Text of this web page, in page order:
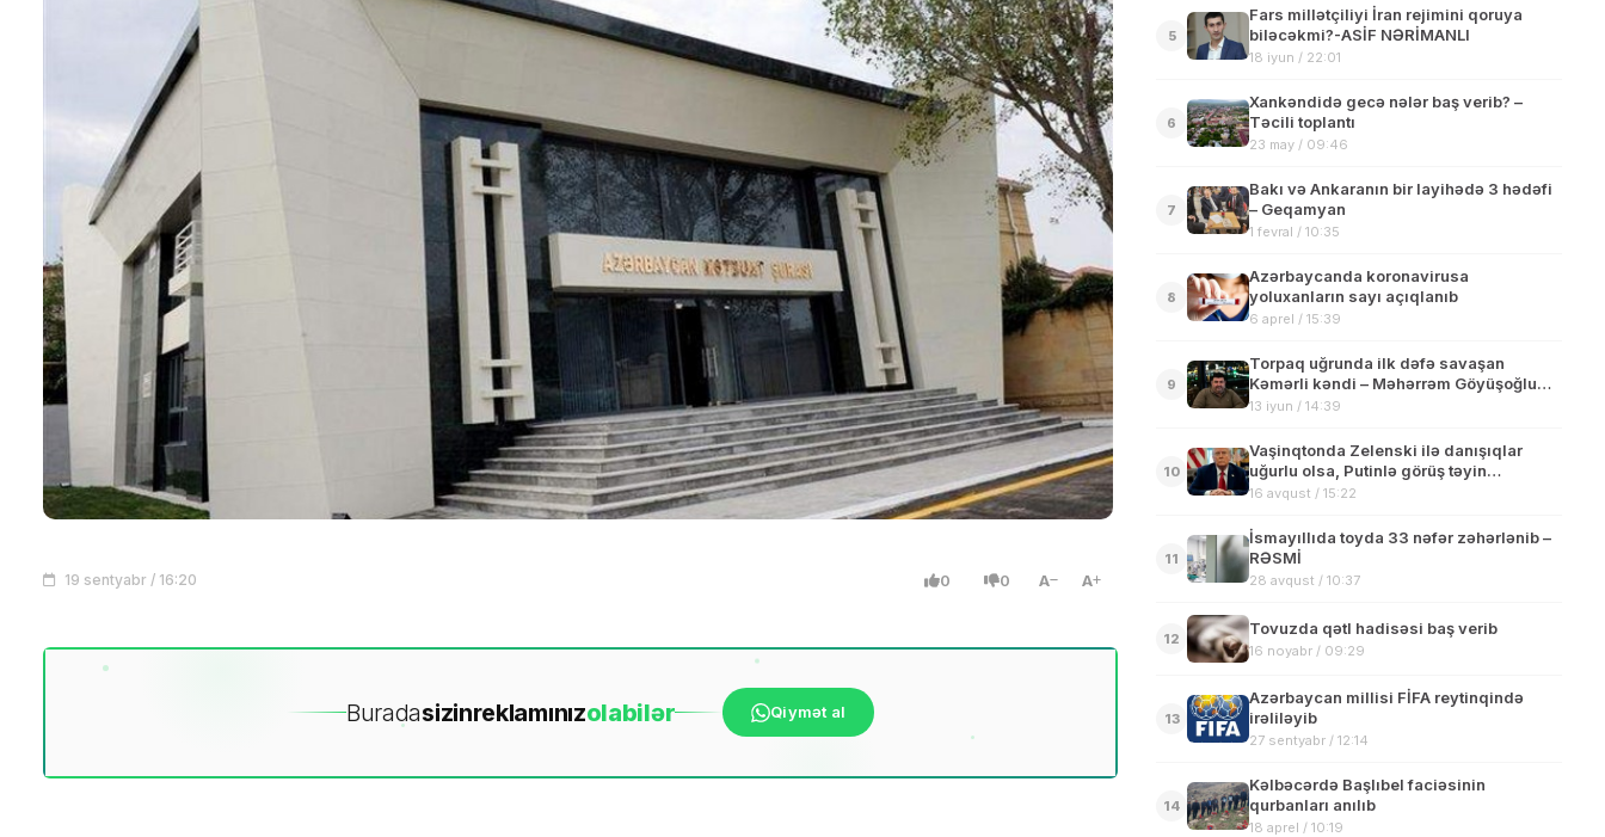
19 sentyabr / 16:20 0 0 A A
Buradasizinreklamınızolabilər Qiymət al
5
Fars millətçiliyi İran rejimini qoruya
biləcəkmi?-ASİF NƏRİMANLI
18 iyun / 22:01
6
Xankəndidə gecə nələr baş verib? –
Təcili toplantı
23 may / 09:46
7
Bakı və Ankaranın bir layihədə 3 hədəfi
– Geqamyan
1 fevral / 10:35
8
Azərbaycanda koronavirusa
yoluxanların sayı açıqlanıb
6 aprel / 15:39
9
Torpaq uğrunda ilk dəfə savaşan
Kəmərli kəndi – Məhərrəm Göyüşoğlu
1984 olaylarından yazdı
13 iyun / 14:39
10
Vaşinqtonda Zelenski ilə danışıqlar
uğurlu olsa, Putinlə görüş təyin
edəcəyik
16 avqust / 15:22
11
İsmayıllıda toyda 33 nəfər zəhərlənib –
RƏSMİ
28 avqust / 10:37
12
Tovuzda qətl hadisəsi baş verib
16 noyabr / 09:29
13
Azərbaycan millisi FİFA reytinqində
irəliləyib
27 sentyabr / 12:14
14
Kəlbəcərdə Başlıbel faciəsinin
qurbanları anılıb
18 aprel / 10:19